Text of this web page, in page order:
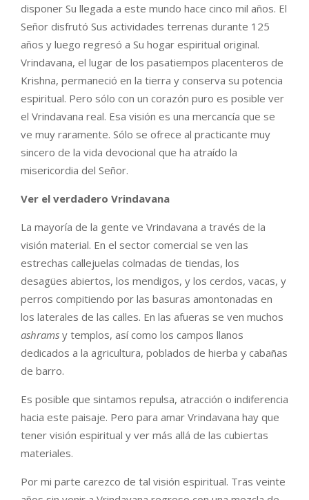
disponer Su llegada a este mundo hace cinco mil años. El
Señor disfrutó Sus actividades terrenas durante 125
años y luego regresó a Su hogar espiritual original.
Vrindavana, el lugar de los pasatiempos placenteros de
Krishna, permaneció en la tierra y conserva su potencia
espiritual. Pero sólo con un corazón puro es posible ver
el Vrindavana real. Esa visión es una mercancía que se
ve muy raramente. Sólo se ofrece al practicante muy
sincero de la vida devocional que ha atraído la
misericordia del Señor.
Ver el verdadero Vrindavana
La mayoría de la gente ve Vrindavana a través de la
visión material. En el sector comercial se ven las
estrechas callejuelas colmadas de tiendas, los
desagües abiertos, los mendigos, y los cerdos, vacas, y
perros compitiendo por las basuras amontonadas en
los laterales de las calles. En las afueras se ven muchos
ashrams y templos, así como los campos llanos
dedicados a la agricultura, poblados de hierba y cabañas
de barro.
Es posible que sintamos repulsa, atracción o indiferencia
hacia este paisaje. Pero para amar Vrindavana hay que
tener visión espiritual y ver más allá de las cubiertas
materiales.
Por mi parte carezco de tal visión espiritual. Tras veinte